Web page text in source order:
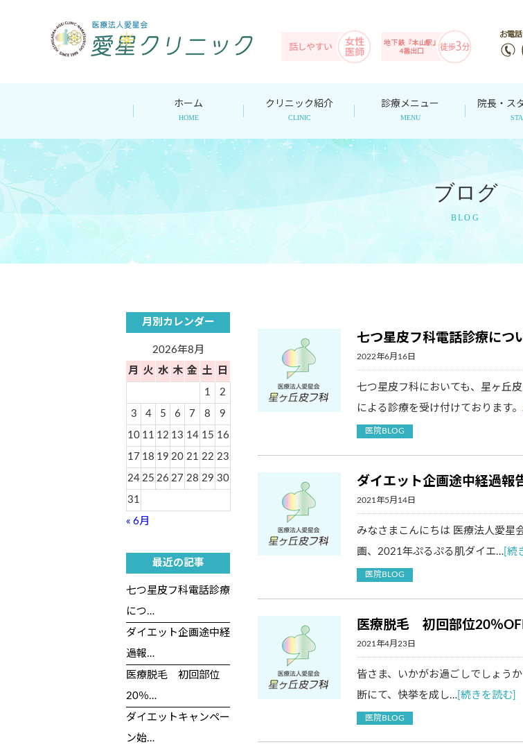
ホーム
HOME
クリニック紹介
CLINIC
診療メニュー
MENU
院長・ス
ブログ
BLOG
七つ星皮フ科電話診療につ
2022年6月16日
七つ星皮フ科においても、星ヶ丘
による診療を受け付けております
医院BLOG
ダイエット企画途中経過報
2021年5月14日
みなさまこんにちは 医療法人愛星
画、2021年ぷるぷる肌ダイエ…[続
医院BLOG
医療脱毛 初回部位20％
2021年4月23日
皆さま、いかがお過ごしでしょう
断にて、快挙を成し…[続きを読む]
医院BLOG
月別カレンダー
2026年8月
月
火 水 木 金 土 日
1 2
3 4 5 6 7 8 9
10 11 12 13 14 15 16
17 18 19 20 21 22 23
24 25 26 27 28 29 30
31
« 6月
最近の記事
七つ星皮フ科電話診療
につ…
ダイエット企画途中経
過報…
医療脱毛 初回部位
20％…
ダイエットキャンペー
ン始…